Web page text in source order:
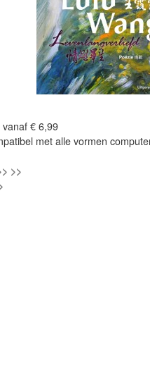
vanaf € 6,99
met alle vormen
>>